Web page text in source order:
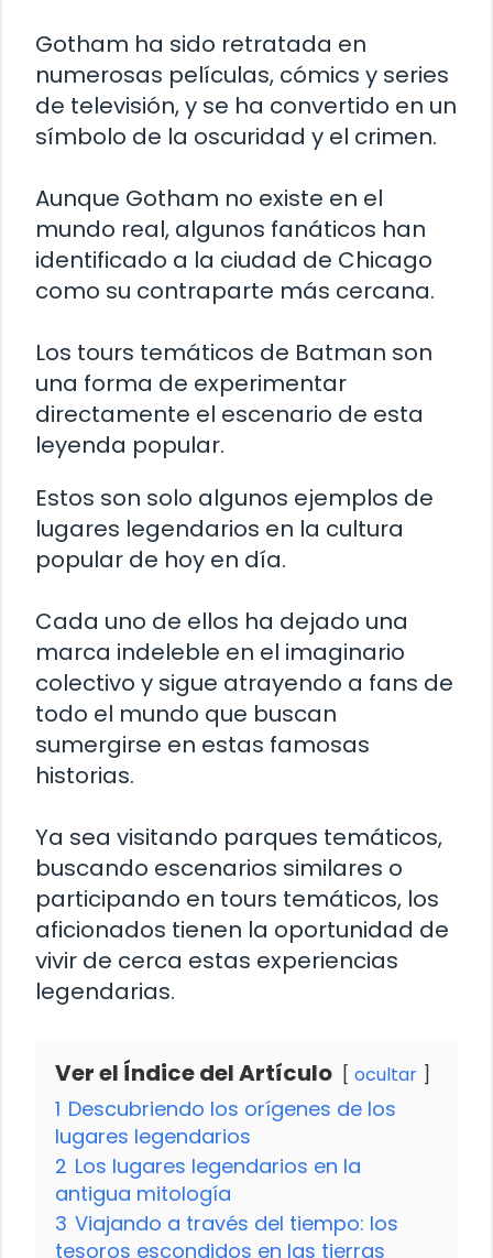
Gotham ha sido retratada en
numerosas películas, cómics y series
de televisión, y se ha convertido en un
símbolo de la oscuridad y el crimen.
Aunque Gotham no existe en el
mundo real, algunos fanáticos han
identificado a la ciudad de Chicago
como su contraparte más cercana.
Los tours temáticos de Batman son
una forma de experimentar
directamente el escenario de esta
leyenda popular.
Estos son solo algunos ejemplos de
lugares legendarios en la cultura
popular de hoy en día.
Cada uno de ellos ha dejado una
marca indeleble en el imaginario
colectivo y sigue atrayendo a fans de
todo el mundo que buscan
sumergirse en estas famosas
historias.
Ya sea visitando parques temáticos,
buscando escenarios similares o
participando en tours temáticos, los
aficionados tienen la oportunidad de
vivir de cerca estas experiencias
legendarias.
Ver el Índice del Artículo ocultar
1 Descubriendo los orígenes de los
lugares legendarios
2 Los lugares legendarios en la
antigua mitología
3 Viajando a través del tiempo: los
tesoros escondidos en las tierras